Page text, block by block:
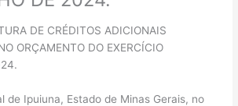
DE CRÉDITOS ADICIONAIS
ORÇAMENTO DO EXERCÍCIO
de Ipuiuna, Estado de Minas Gerais, no